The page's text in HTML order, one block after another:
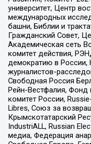
университет, Центр
международных
башни, Библии и
Гражданский Совет,
Академическая сеть
комитет действия,
демократию в России,
журналистов-
Свободная Россия
Рейн-Вестфалия, Фонд
комитет России,
Libres, Союз за
Крымскотатарский
IndustriALL, Russian
медиа, Федерация